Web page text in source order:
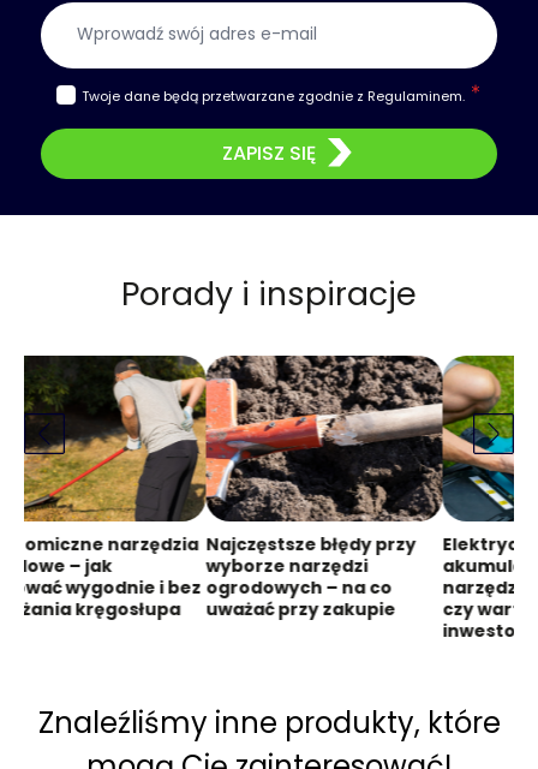
Twoje dane będą przetwarzane zgodnie z Regulaminem.
ZAPISZ SIĘ
Porady i inspiracje
narzędzia
– jak
wygodnie i bez
kręgosłupa
Najczęstsze błędy przy
wyborze narzędzi
ogrodowych – na co
uważać przy zakupie
czy warto
Znaleźliśmy inne produkty, które